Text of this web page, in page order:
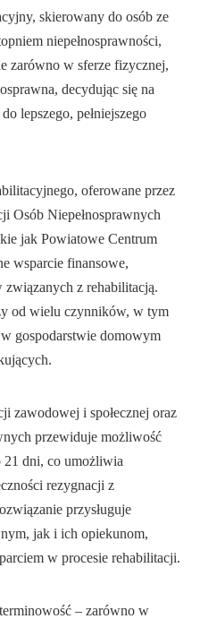
skierowany do osób ze
niepełnosprawności,
zarówno w sferze fizycznej,
decydując się na
lepszego, pełniejszego
oferowane przez
Osób Niepełnosprawnych
jak Powiatowe Centrum
wsparcie finansowe,
z rehabilitacją.
od wielu czynników, w tym
gospodarstwie domowym
zawodowej i społecznej oraz
przewiduje możliwość
21 dni, co umożliwia
rezygnacji z
przysługuje
jak i ich opiekunom,
w procesie rehabilitacji.
– zarówno w